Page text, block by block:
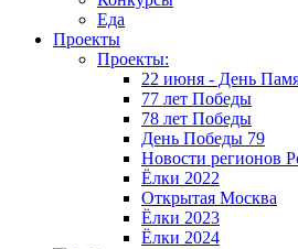
Еда
Проекты
Проекты:
22 июня - День
77 лет Победы
78 лет Победы
День Победы 79
Новости регионов
Ёлки 2022
Открытая Москва
Ёлки 2023
Ёлки 2024